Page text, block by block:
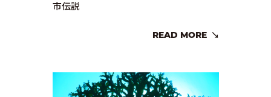
市伝説
READ MORE